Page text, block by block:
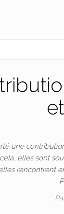
une
elles sont
rencontrent